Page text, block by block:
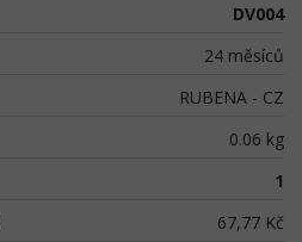
DV004
24 měsíců
RUBENA - CZ
0.06 kg
1
67,77 Kč